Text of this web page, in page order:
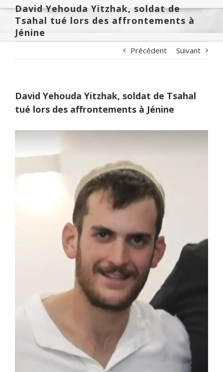
David Yehouda Yitzhak, soldat de
Tsahal tué lors des affrontements à
Jénine
Précédent Suivant
David Yehouda Yitzhak, soldat de Tsahal
tué lors des affrontements à Jénine